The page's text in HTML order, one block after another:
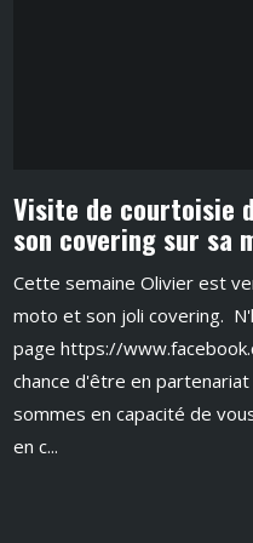
Visite de courtoisie
son covering sur sa
Cette semaine Olivier est
moto et son joli covering.
page https://
chance d'être en
sommes en capacité de
en c...